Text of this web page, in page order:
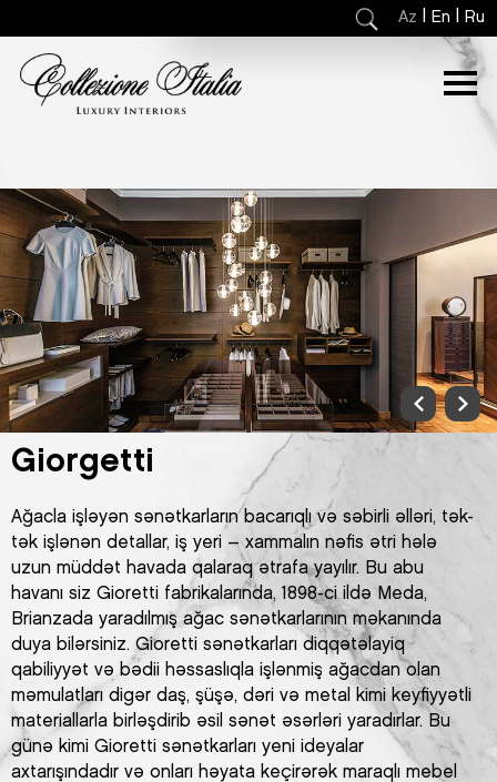
Az En Ru
Giorgetti
Ağacla işləyən sənətkarların bacarıqlı və səbirli əlləri, tək-
tək işlənən detallar, iş yeri – xammalın nəfis ətri hələ
uzun müddət havada qalaraq ətrafa yayılır. Bu abu
havanı siz Gioretti fabrikalarında, 1898-ci ildə Meda,
Brianzada yaradılmış ağac sənətkarlarının məkanında
duya bilərsiniz. Gioretti sənətkarları diqqətəlayiq
qabiliyyət və bədii həssaslıqla işlənmiş ağacdan olan
məmulatları digər daş, şüşə, dəri və metal kimi keyfiyyətli
materiallarla birləşdirib əsil sənət əsərləri yaradırlar. Bu
günə kimi Gioretti sənətkarları yeni ideyalar
axtarışındadır və onları həyata keçirərək maraqlı mebel